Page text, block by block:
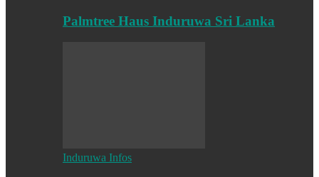
Palmtree Haus Induruwa Sri Lanka
Induruwa Infos